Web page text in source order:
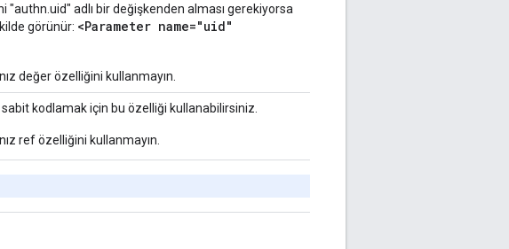
adlı bir değişkenden alması gerekiyorsa
görünür: <Parameter name="uid"
değer özelliğini kullanmayın.
kodlamak için bu özelliği kullanabilirsiniz.
ref özelliğini kullanmayın.